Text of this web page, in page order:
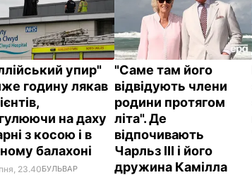
упир"
годину лякав
на даху
з косою і в
балахоні
23.40БУЛЬВАР
"Саме там його
відвідують члени
родини протягом
літа". Де
відпочивають
Чарльз III і його
дружина Камілла